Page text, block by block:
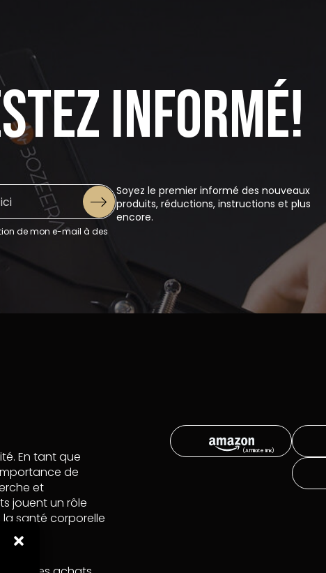
informé!
de mon e-mail à des
Soyez le premier informé des nouveaux
produits, réductions, instructions et plus
encore.
En tant que
de
et
jouent un rôle
santé corporelle